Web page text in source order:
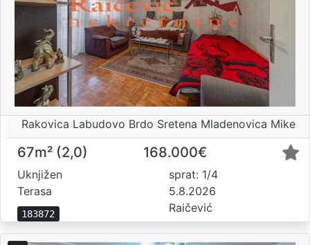
Rakovica Labudovo Brdo Sretena Mladenovica Mike
67m² (2,0) 168.000€
Uknjižen
Terasa
183872
sprat: 1/4
5.8.2026
Raičević